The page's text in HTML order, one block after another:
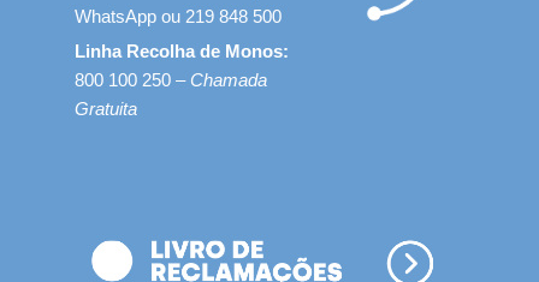
WhatsApp ou 219 848 500
Linha Recolha de Monos:
800 100 250 – Chamada
Gratuita